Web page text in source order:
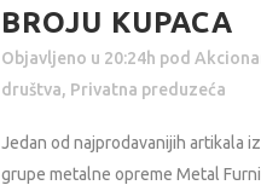
BROJU KUPACA
Objavljeno u 20:24h pod
društva, Privatna preduzeća
Jedan od najprodavanijih artikala iz
grupe metalne opreme Metal